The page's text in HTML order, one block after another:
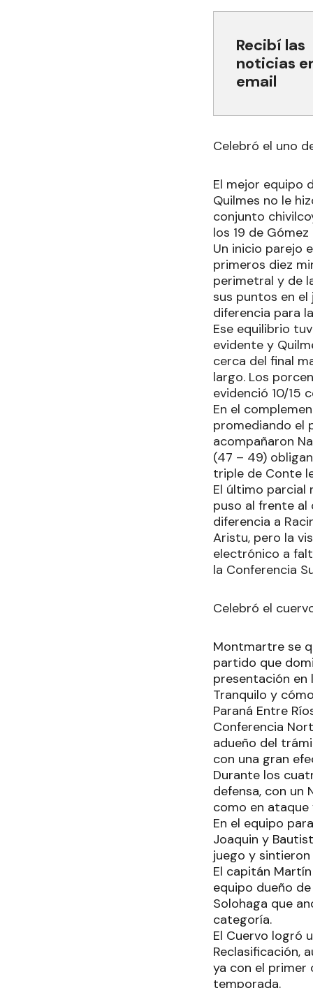
Recibí las
noticias
email
Celebró el uno
El mejor equipo
Quilmes no le
conjunto
los 19 de
Un inicio parejo
primeros diez
perimetral y de
sus puntos en
diferencia para
Ese equilibrio
evidente y
cerca del final
largo. Los
evidenció 10/15
En el
promediando el
acompañaron
(47 – 49)
triple de Conte
El último parcial
puso al frente al
diferencia a
Aristu, pero la
electrónico a
la Conferencia
Celebró el
Montmartre se
partido que
presentación en
Tranquilo y
Paraná Entre
Conferencia
adueño del
con una gran
Durante los
defensa, con un
como en
En el equipo
Joaquin y
juego y
El capitán
equipo dueño
Solohaga que
categoría.
El Cuervo logró
Reclasificación,
ya con el primer
temporada.